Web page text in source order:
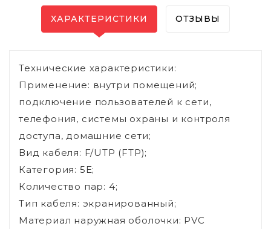
ХАРАКТЕРИСТИКИ ОТЗЫВЫ
Технические характеристики:
Применение: внутри помещений;
подключение пользователей к сети,
телефония, системы охраны и контроля
доступа, домашние сети;
Вид кабеля: F/UTP (FTP);
Категория: 5E;
Количество пар: 4;
Тип кабеля: экранированный;
Материал наружная оболочки: PVC